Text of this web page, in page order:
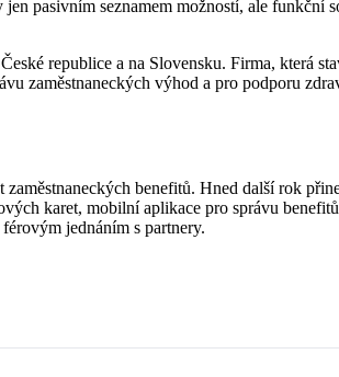
pasivním seznamem možností, ale
republice a na Slovensku. Firma, která
zaměstnaneckých výhod a pro podporu
benefitů. Hned další rok
karet, mobilní aplikace pro správu
jednáním s partnery.